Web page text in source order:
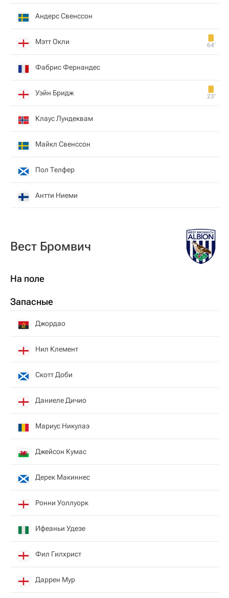
Андерс Свенссон
Мэтт Окли 64‎’‎
Фабрис Фернандес
Уэйн Бридж 23‎’‎
Клаус Лундеквам
Майкл Свенссон
Пол Телфер
Антти Ниеми
Вест Бромвич
На поле
Запасные
Джордао
Нил Клемент
Скотт Доби
Даниеле Дичио
Мариус Никулаэ
Джейсон Кумас
Дерек Макиннес
Ронни Уоллуорк
Ифеаньи Удезе
Фил Гилхрист
Даррен Мур